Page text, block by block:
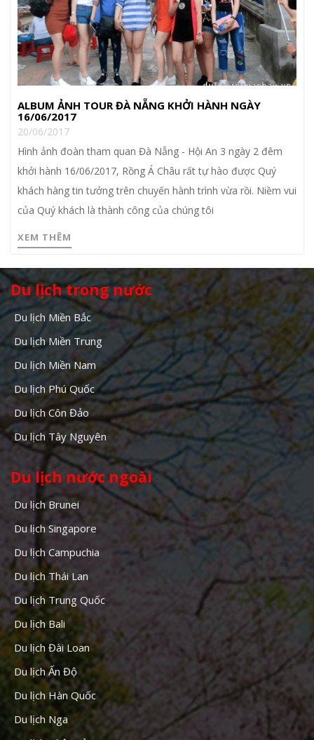
ALBUM ẢNH TOUR ĐÀ NẴNG KHỞI HÀNH NGÀY
16/06/2017
20/06/2017
Hình ảnh đoàn tham quan Đà Nẵng - Hội An 3 ngày 2 đêm
khởi hành 16/06/2017, Rồng Á Châu rất tự hào được Quý
khách hàng tin tưởng trên chuyến hành trình vừa rồi. Niềm vui
của Quý khách là thành công của chúng tôi
XEM THÊM
Du lịch trong nước
Du lịch Miền Bắc
Du lịch Miền Trung
Du lịch Miền Nam
Du lịch Phú Quốc
Du lịch Côn Đảo
Du lịch Tây Nguyên
Du lịch nước ngoài
Du lịch Brunei
Du lịch Singapore
Du lịch Campuchia
Du lịch Thái Lan
Du lịch Trung Quốc
Du lịch Bali
Du lịch Đài Loan
Du lịch Ấn Độ
Du lịch Hàn Quốc
Du lịch Nga